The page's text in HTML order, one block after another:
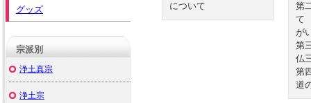
について
第
て
が
第
仏
第
道
グッズ
宗派別
浄土真宗
浄土宗